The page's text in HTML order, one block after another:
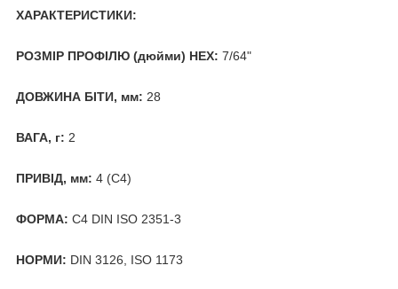
ХАРАКТЕРИСТИКИ:
РОЗМІР ПРОФІЛЮ (дюйми) HEX: 7/64"
ДОВЖИНА БІТИ, мм: 28
ВАГА, г: 2
ПРИВІД, мм: 4 (C4)
ФОРМА: C4 DIN ISO 2351-3
НОРМИ: DIN 3126, ISO 1173